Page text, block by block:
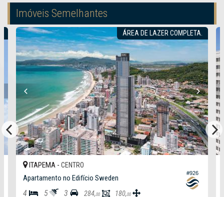
Imóveis Semelhantes
ÁREA DE LAZER COMPLETA.
#926
ITAPEMA - CENTRO
Apartamento no Edifício Sweden
4 5 3 284,00 180,00